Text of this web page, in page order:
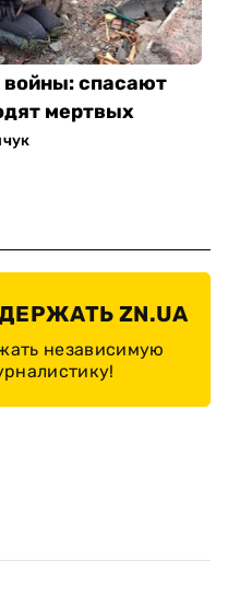
войны: спасают
мертвых
ZN.UA
независимую